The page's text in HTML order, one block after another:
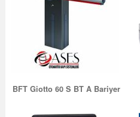
BFT Giotto 60 S BT A Bariyer